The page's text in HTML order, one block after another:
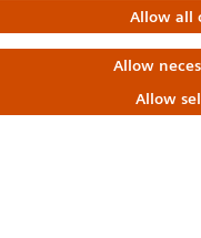
Allow all
Allow
Allow